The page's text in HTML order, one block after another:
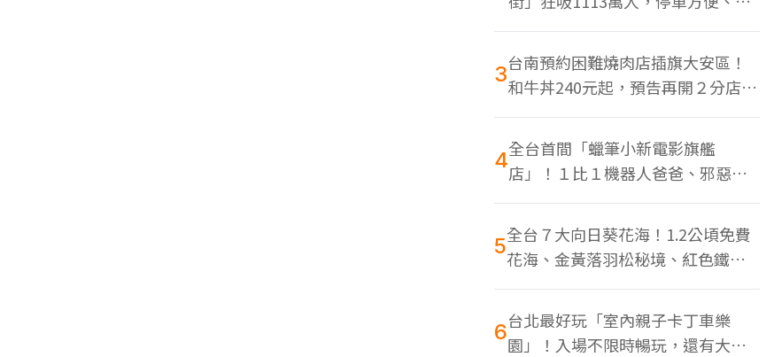
色美食多
3台南預約困難燒肉店插旗大安區！
和牛丼240元起，預告再開２分店、
地點曝光
4全台首間「蠟筆小新電影旗艦
店」！１比１機器人爸爸、邪惡正
男，百款周邊買翻
5全台７大向日葵花海！1.2公頃免費
花海、金黃落羽松秘境、紅色鐵橋
同框
6台北最好玩「室內親子卡丁車樂
園」！入場不限時暢玩，還有大螢